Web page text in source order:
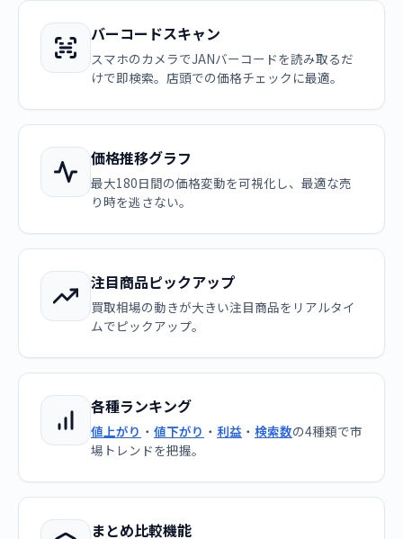
バーコードスキャン
スマホのカメラでJANバーコードを読み取るだ
けで即検索。店頭での価格チェックに最適。
価格推移グラフ
最大180日間の価格変動を可視化し、最適な売
り時を逃さない。
注目商品ピックアップ
買取相場の動きが大きい注目商品をリアルタイ
ムでピックアップ。
各種ランキング
値上がり ・ 値下がり ・ 利益 ・ 検索数の4種類で市
場トレンドを把握。
まとめ比較機能